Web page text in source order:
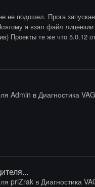
не подошел. Прога
я взял файл
Проекты те же что 5.0.12
Admin в Диагностика
priZrakв Диагностика